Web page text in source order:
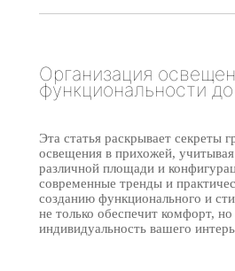
Организация
функциональности
Эта статья раскрывает секреты
освещения в прихожей,
различной площади и
современные тренды и
созданию функционального и
не только обеспечит комфорт,
индивидуальность вашего